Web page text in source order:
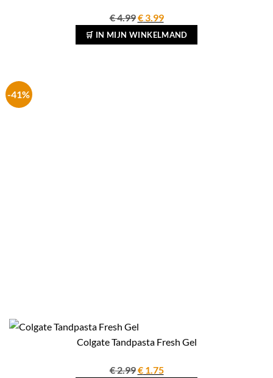
€4.99Oorspronkelijke
prijs
was:
€3.99Huidige
prijs
is:
🛒 IN MIJN WINKELMAND
-41%
Colgate Tandpasta Fresh Gel
€2.99Oorspronkelijke
€1.75Huidige